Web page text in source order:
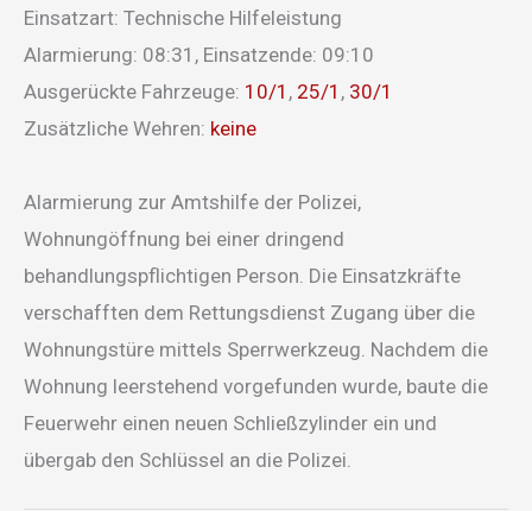
Einsatzart: Technische Hilfeleistung
Alarmierung: 08:31, Einsatzende: 09:10
Ausgerückte Fahrzeuge: 10/1 , 25/1 , 30/1
Zusätzliche Wehren: keine
Alarmierung zur Amtshilfe der Polizei,
Wohnungöffnung bei einer dringend
behandlungspflichtigen Person. Die Einsatzkräfte
verschafften dem Rettungsdienst Zugang über die
Wohnungstüre mittels Sperrwerkzeug. Nachdem die
Wohnung leerstehend vorgefunden wurde, baute die
Feuerwehr einen neuen Schließzylinder ein und
übergab den Schlüssel an die Polizei.